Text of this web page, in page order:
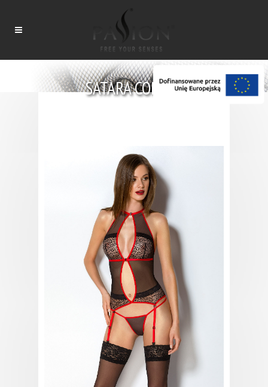
SATARA CORSET